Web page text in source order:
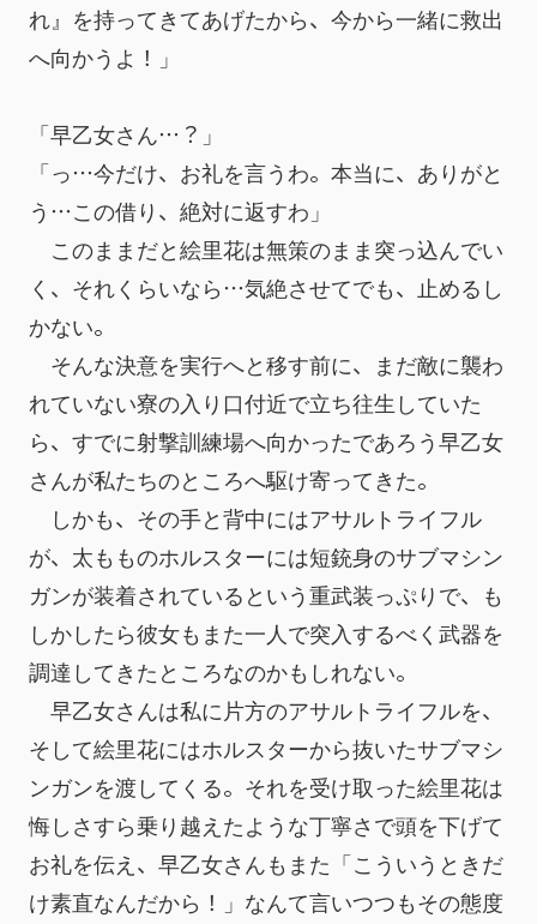
れ』を持ってきてあげたから、今から一緒に救出
へ向かうよ！」
「早乙女さん…？」
「っ…今だけ、お礼を言うわ。本当に、ありがと
う…この借り、絶対に返すわ」
このままだと絵里花は無策のまま突っ込んでい
く、それくらいなら…気絶させてでも、止めるし
かない。
そんな決意を実行へと移す前に、まだ敵に襲わ
れていない寮の入り口付近で立ち往生していた
ら、すでに射撃訓練場へ向かったであろう早乙女
さんが私たちのところへ駆け寄ってきた。
しかも、その手と背中にはアサルトライフル
が、太もものホルスターには短銃身のサブマシン
ガンが装着されているという重武装っぷりで、も
しかしたら彼女もまた一人で突入するべく武器を
調達してきたところなのかもしれない。
早乙女さんは私に片方のアサルトライフルを、
そして絵里花にはホルスターから抜いたサブマシ
ンガンを渡してくる。それを受け取った絵里花は
悔しさすら乗り越えたような丁寧さで頭を下げて
お礼を伝え、早乙女さんもまた「こういうときだ
け素直なんだから！」なんて言いつつもその態度